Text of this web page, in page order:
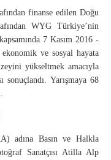
finanse edilen Doğu
WYG Türkiye’nin
7 Kasım 2016 -
ve sosyal hayata
yükseltmek amacıyla
sonuçlandı. Yarışmaya 68
adına Basın ve Halkla
Sanatçısı Atilla Alp